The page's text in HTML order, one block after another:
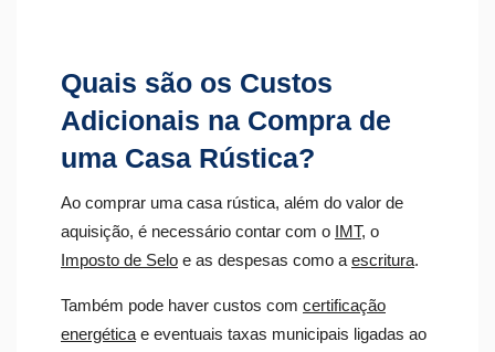
Quais são os Custos
Adicionais na Compra de
uma Casa Rústica?
Ao comprar uma casa rústica, além do valor de
aquisição, é necessário contar com o IMT, o
Imposto de Selo e as despesas como a escritura.
Também pode haver custos com certificação
energética e eventuais taxas municipais ligadas ao